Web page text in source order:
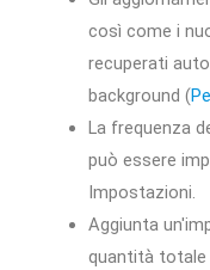
così come i
recuperati
background (
La frequenza
può essere
Impostazioni.
Aggiunta
quantità totale